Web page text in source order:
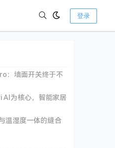
登录
：墙面开关终于不
AI为核心，智能家居
温湿度一体的缝合